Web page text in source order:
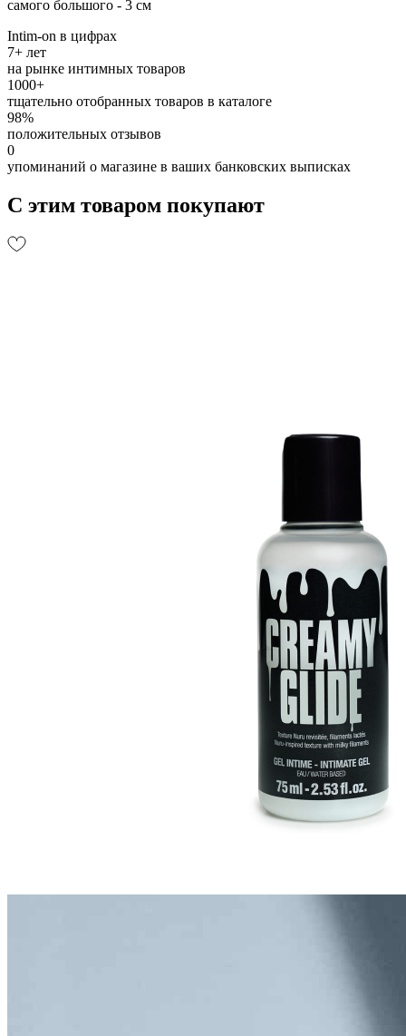
самого большого - 3 см
Intim-on в цифрах
7+ лет
на рынке интимных товаров
1000+
тщательно отобранных товаров в каталоге
98%
положительных отзывов
0
упоминаний о магазине в ваших банковских выписках
С этим товаром покупают